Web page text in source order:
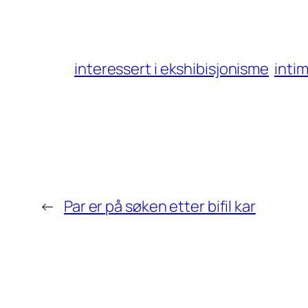
interessert i ekshibisjonisme
← Par er på søken etter bifil kar